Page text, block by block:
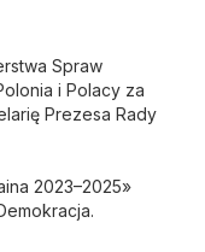
Spraw
i Polacy za
Prezesa Rady
2023–2025»